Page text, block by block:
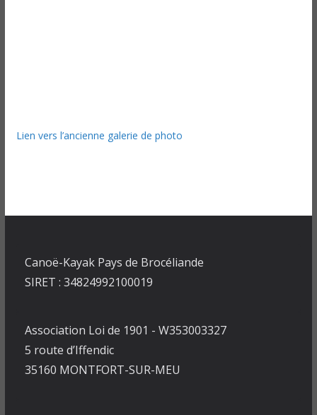
Lien vers l’ancienne galerie de photo
Canoë-Kayak Pays de Brocéliande
SIRET : 34824992100019
Association Loi de 1901 - W353003327
5 route d’Iffendic
35160 MONTFORT-SUR-MEU